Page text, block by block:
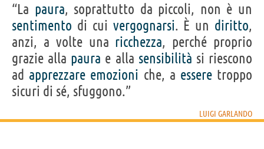
“La paura, soprattutto da piccoli, non è un
sentimento di cui vergognarsi. È un diritto,
anzi, a volte una ricchezza, perché proprio
grazie alla paura e alla sensibilità si riescono
ad apprezzare emozioni che, a esseretroppo
sicuri di sé, sfuggono.”
LUIGI GARLANDO